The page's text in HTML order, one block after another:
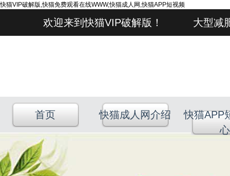
快猫VIP破解版,快猫免费观看在线WWW,快猫成人网,快猫APP短视频
欢迎来到快猫VIP破解版！ 大型减肥快
首页 快猫成人网介绍
快猫APP
心